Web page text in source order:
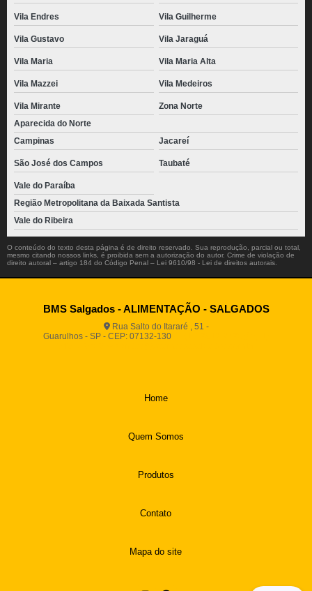
Vila Endres Vila Guilherme
Vila Gustavo Vila Jaraguá
Vila Maria Vila Maria Alta
Vila Mazzei Vila Medeiros
Vila Mirante
Zona Norte
Aparecida do Norte
Campinas
Jacareí
São José dos Campos Taubaté
Vale do Paraíba
Região Metropolitana da Baixada Santista
Vale do Ribeira
O conteúdo do texto desta página é de direito reservado. Sua reprodução, parcial ou total,
mesmo citando nossos links, é proibida sem a autorização do autor. Crime de violação de
direito autoral – artigo 184 do Código Penal – Lei 9610/98 - Lei de direitos autorais
BMS Salgados - ALIMENTAÇÃO - SALGADOS
Rua Salto do Itararé , 51 -
Guarulhos - SP - CEP: 07132-130
Home
Quem Somos
Produtos
Contato
Mapa do site